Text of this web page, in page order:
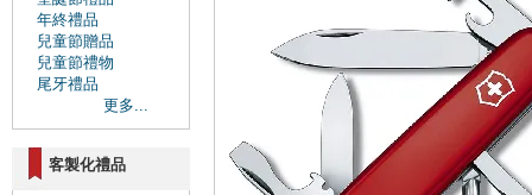
年終禮品
兒童節贈品
兒童節禮物
尾牙禮品
更多...
客製化禮品